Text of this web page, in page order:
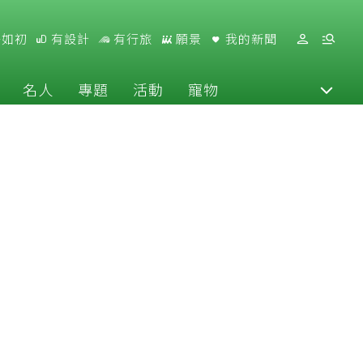
初 有設計 有行旅 願景 我的新聞
名人 專題 活動 寵物